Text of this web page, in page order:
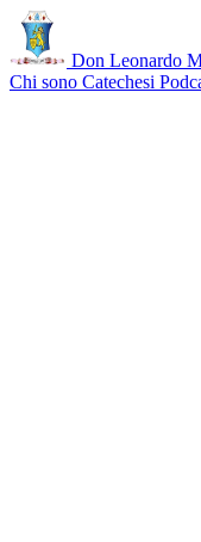
Don Leonardo
Chi sono Catechesi